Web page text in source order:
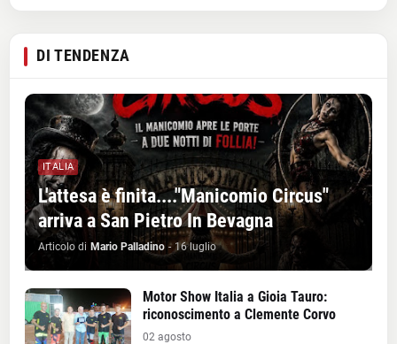
DI TENDENZA
ITALIA
L'attesa è finita...."Manicomio Circus"
arriva a San Pietro In Bevagna
Articolo di Mario Palladino - 16 luglio
Motor Show Italia a Gioia Tauro:
riconoscimento a Clemente Corvo
02 agosto